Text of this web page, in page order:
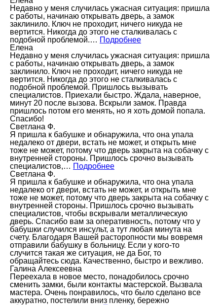
Недавно у меня случилась ужасная ситуация: пришла
с работы, начинаю открывать дверь, а замок
заклинило. Ключ не проходит, ничего никуда не
вертится. Никогда до этого не сталкивалась с
подобной проблемой.… Подробнее
Елена
Недавно у меня случилась ужасная ситуация: пришла
с работы, начинаю открывать дверь, а замок
заклинило. Ключ не проходит, ничего никуда не
вертится. Никогда до этого не сталкивалась с
подобной проблемой. Пришлось вызывать
специалистов. Приехали быстро. Ждала, наверное,
минут 20 после вызова. Вскрыли замок. Правда
пришлось потом его менять, но я хоть домой попала.
Спасибо!
Светлана Ф.
Я пришла к бабушке и обнаружила, что она упала
недалеко от двери, встать не может, и открыть мне
тоже не может, потому что дверь закрыта на собачку с
внутренней стороны. Пришлось срочно вызывать
специалистов,… Подробнее
Светлана Ф.
Я пришла к бабушке и обнаружила, что она упала
недалеко от двери, встать не может, и открыть мне
тоже не может, потому что дверь закрыта на собачку с
внутренней стороны. Пришлось срочно вызывать
специалистов, чтобы вскрывали металлическую
дверь. Спасибо вам за оперативность, потому что у
бабушки случился инсульт, а тут любая минута на
счету. Благодаря Вашей расторопности мы вовремя
отправили бабушку в больницу. Если у кого-то
случится такая же ситуация, не да Бог, то
обращайтесь сюда. Качественно, быстро и вежливо.
Галина Алексеевна
Переехала в новое место, понадобилось срочно
сменить замки, были контакты мастерской. Вызвала
мастера. Очень понравилось, что было сделано все
аккуратно, постелили вниз пленку, бережно